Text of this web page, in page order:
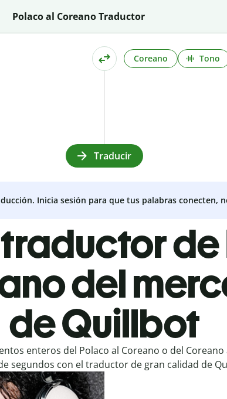
Polaco al Coreano Traductor
Coreano Tono
Traducir
Inicia sesión para que tus palabras conecten,
traductor
del
de Quillbot
enteros del Polaco al Coreano o del Coreano
segundos con el traductor de gran calidad de